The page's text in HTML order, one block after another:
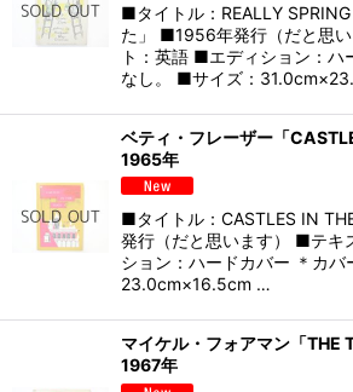
■タイトル：REALLY
た」 ■1956年発行（だと思
ト：英語 ■エディション：ハ
なし。 ■サイズ：
ベティ・フレーザー「
1965年
■タイトル：CASTLES IN
発行（だと思います） ■テキ
ション：ハードカバー ＊カバ
23.0cm×16.5cm …
マイケル・フォアマン「THE
1967年